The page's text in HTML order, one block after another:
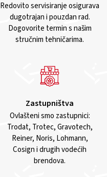
Redovito servisiranje osigurava
dugotrajan i pouzdan rad.
Dogovorite termin s našim
stručnim tehničarima.
Zastupništva
Ovlašteni smo zastupnici:
Trodat, Trotec, Gravotech,
Reiner, Noris, Lohmann,
Cosign i drugih vodećih
brendova.